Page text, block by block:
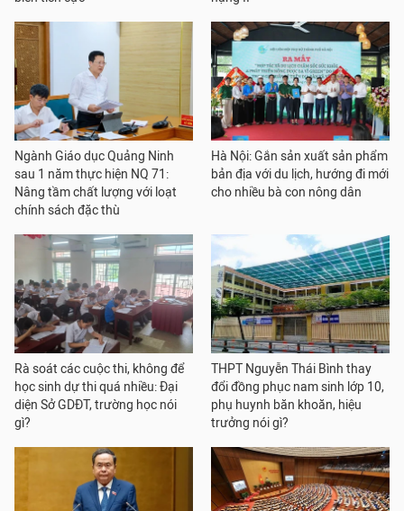
Ngành Giáo dục Quảng Ninh
sau 1 năm thực hiện NQ 71:
Nâng tầm chất lượng với loạt
chính sách đặc thù
Hà Nội: Gắn sản xuất sản phẩm
bản địa với du lịch, hướng đi mới
cho nhiều bà con nông dân
Rà soát các cuộc thi, không để
học sinh dự thi quá nhiều: Đại
diện Sở GDĐT, trường học nói
gì?
THPT Nguyễn Thái Bình thay
đổi đồng phục nam sinh lớp 10,
phụ huynh băn khoăn, hiệu
trưởng nói gì?